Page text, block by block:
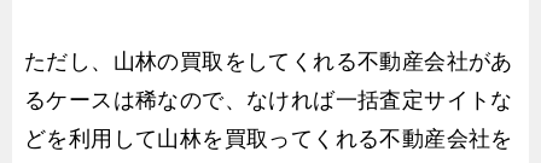
ただし、山林の買取をしてくれる不動産会社があ
るケースは稀なので、なければ一括査定サイトな
どを利用して山林を買取ってくれる不動産会社を